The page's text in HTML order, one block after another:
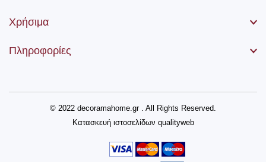
Χρήσιμα
Πληροφορίες
© 2022 decoramahome.gr . All Rights Reserved.
Κατασκευή ιστοσελίδων qualityweb